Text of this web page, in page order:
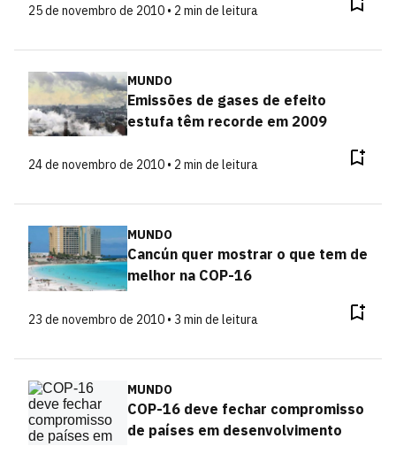
25 de novembro de 2010 • 2 min de leitura
MUNDO
Emissões de gases de efeito
estufa têm recorde em 2009
24 de novembro de 2010 • 2 min de leitura
MUNDO
Cancún quer mostrar o que tem de
melhor na COP-16
23 de novembro de 2010 • 3 min de leitura
MUNDO
COP-16 deve fechar compromisso
de países em desenvolvimento